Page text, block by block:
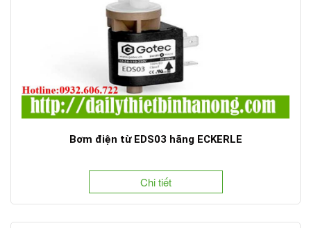
Bơm điện từ EDS03 hãng ECKERLE
Chi tiết